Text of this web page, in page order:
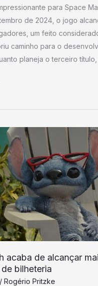
para Space
de 2024, o jogo
um feito
caminho para o
planeja o terceiro título,
acaba de alcançar
bilheteria
/ Rogério Pritzke